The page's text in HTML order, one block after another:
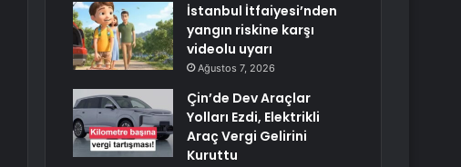
İstanbul İtfaiyesi’nden
yangın riskine karşı
videolu uyarı
Ağustos 7, 2026
Çin’de Dev Araçlar
Yolları Ezdi, Elektrikli
Araç Vergi Gelirini
Kuruttu